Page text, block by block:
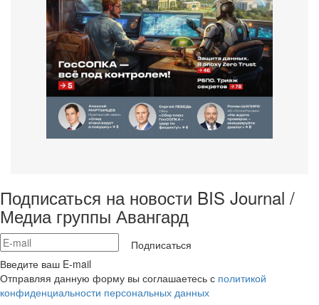
Подписаться на новости BIS Journal /
Медиа группы Авангард
Подписаться
Введите ваш E-mail
Отправляя данную форму вы соглашаетесь с политикой
конфиденциальности персональных данных